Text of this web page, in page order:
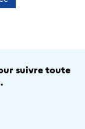
suivre toute